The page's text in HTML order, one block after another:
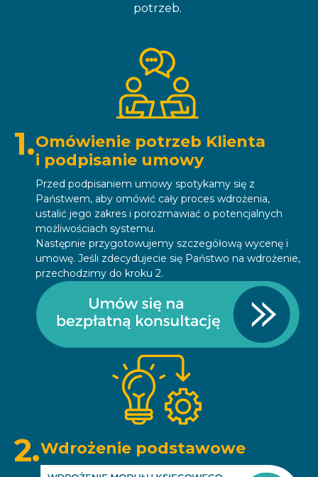
potrzeb.
1.Omówienie potrzeb Klienta
i podpisanie umowy
Przed podpisaniem umowy spotykamy się z
Państwem, aby omówić cały proces wdrożenia,
ustalić jego zakres i porozmawiać o potencjalnych
możliwościach systemu.
Następnie przygotowujemy szczegółową wycenę i
umowę. Jeśli zdecydujecie się Państwo na wdrożenie,
przechodzimy do kroku 2.
2.Wdrożenie podstawowe